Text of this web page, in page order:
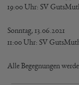
19:00 Uhr: SV
Sonntag, 13.06.2021
11:00 Uhr: SV
Alle Begegnungen